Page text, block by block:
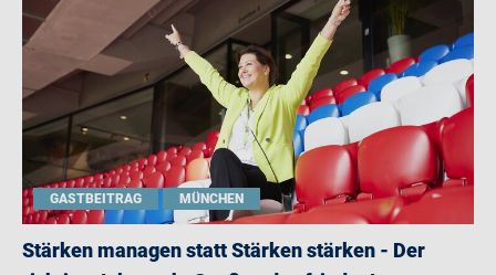
GASTBEITRAG MÜNCHEN
Stärken managen statt Stärken stärken - Der